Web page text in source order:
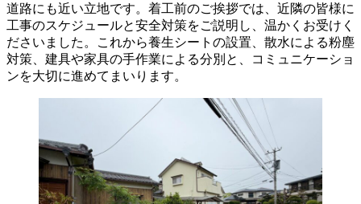
道路にも近い立地です。着工前のご挨拶では、近隣の皆様に
工事のスケジュールと安全対策をご説明し、温かくお受けく
ださいました。これから養生シートの設置、散水による粉塵
対策、建具や家具の手作業による分別と、コミュニケーショ
ンを大切に進めてまいります。